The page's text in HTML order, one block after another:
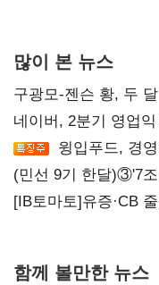
많이 본 뉴스
구광모-젠슨 황, 두
네이버, 2분기 영업
윙입푸드, 경
(민선 9기 한달)③'7
20년만에 '비상재정'
[IB토마토]유증·CB
함께 볼만한 뉴스